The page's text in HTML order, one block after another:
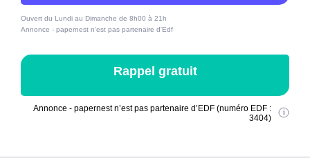
Ouvert du Lundi au Dimanche de 8h00 à 21h
Annonce - papernest n'est pas partenaire d'Edf
Rappel gratuit
Annonce - papernest n’est pas partenaire d’EDF (numéro EDF :
3404)